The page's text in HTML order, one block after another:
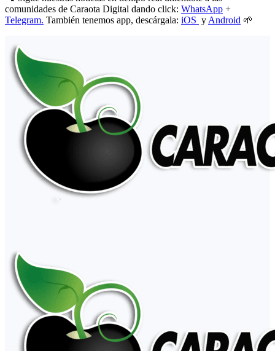
comunidades de Caraota Digital dando click: WhatsApp +
Telegram. También tenemos app, descárgala: iOS y Android 🌱